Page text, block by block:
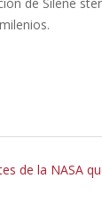
de la NASA